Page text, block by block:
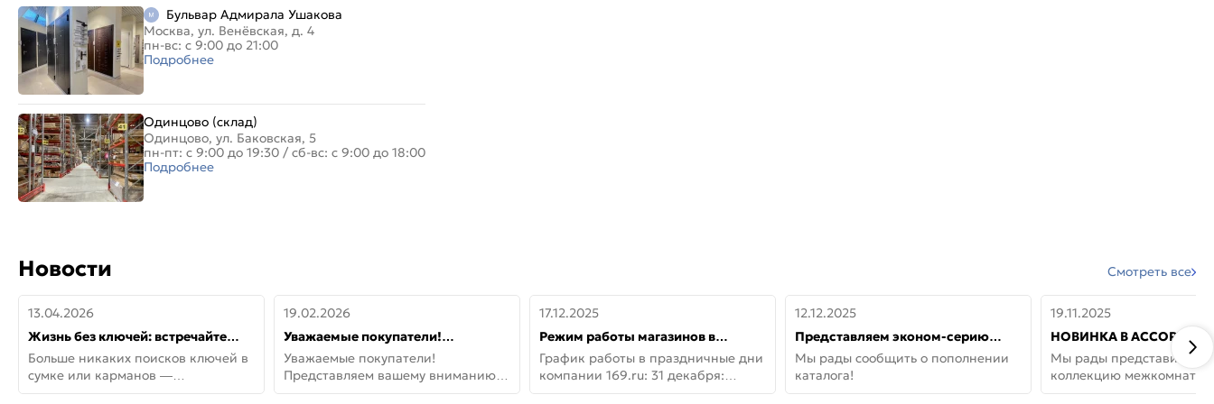
Бульвар Адмирала Ушакова
Москва, ул. Венёвская, д. 4
пн-вс: с 9:00 до 21:00
Подробнее
Одинцово (склад)
Одинцово, ул. Баковская, 5
пн-пт: с 9:00 до 19:30 / сб-вс: с 9:00 до 18:00
Подробнее
Новости Смотреть все
13.04.2026
Жизнь без ключей: встречайте
новую дверь СИТИ ИНТЕГРА
АйКью!
Больше никаких поисков ключей в
сумке или карманов —
представляем СИТИ ИНТЕГРА
19.02.2026
Уважаемые покупатели!
Представляем вашему вниманию
новинки от Armadillo!
Уважаемые покупатели!
Представляем вашему вниманию
новинки от Armadillo! Новая
17.12.2025
Режим работы магазинов в
праздничные дни с 31 декабря по
11 января
График работы в праздничные дни
компании 169.ru: 31 декабря:
Заказы, самовывоз и доставки —
12.12.2025
Представляем эконом-серию
дверей от бренда Portika, где цена
не значит «просто»
Мы рады сообщить о пополнении
каталога!
19.11.2025
НОВИНКА В
ДВЕРИ GLOSSMAT —
НЕОКЛАССИКА И УЮТ
Мы рады представить
коллекцию
GlossMat